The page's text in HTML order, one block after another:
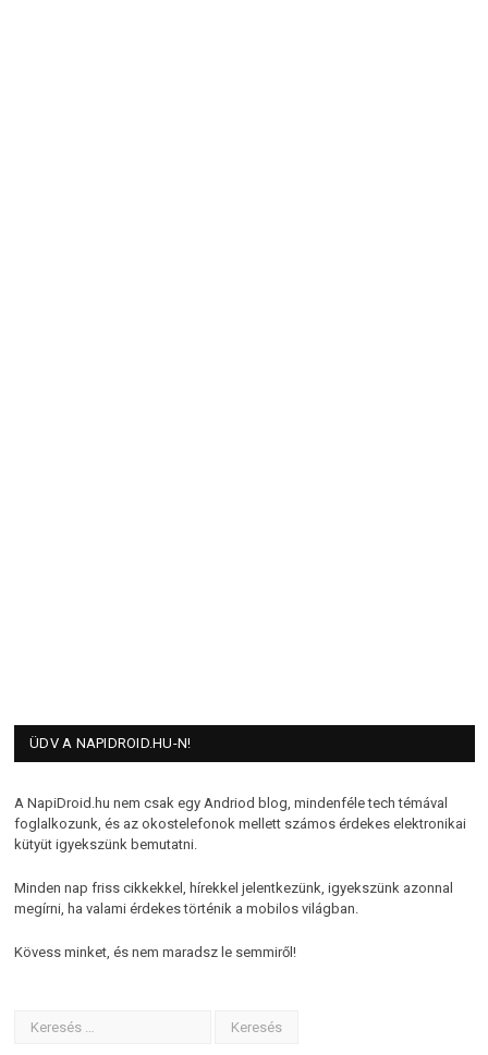
ÜDV A NAPIDROID.HU-N!
A NapiDroid.hu nem csak egy Andriod blog, mindenféle tech témával
foglalkozunk, és az okostelefonok mellett számos érdekes elektronikai
kütyüt igyekszünk bemutatni.
Minden nap friss cikkekkel, hírekkel jelentkezünk, igyekszünk azonnal
megírni, ha valami érdekes történik a mobilos világban.
Kövess minket, és nem maradsz le semmiről!